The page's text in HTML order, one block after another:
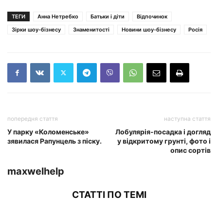
ТЕГИ Анна Нетребко Батьки і діти
Відпочинок
Зірки шоу-бізнесу
Знаменитості Новини шоу-бізнесу Росія
попередня стаття
У парку «Коломенське»
зявилася Рапунцель з піску.
наступна стаття
Лобулярія-посадка і догляд
у відкритому грунті, фото і
опис сортів
maxwelhelp
СТАТТІ ПО ТЕМІ